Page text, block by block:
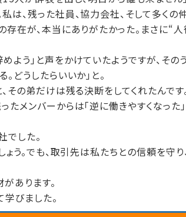
は、残った社員、協力会社、そして多くの
在が、本当にありがたかった。まさに“
よう」と声をかけていたようですが、その
どうしたらいいか」と。
その弟だけは残る決断をしてくれたんです
メンバーからは「逆に働きやすくなった
した。
う。でも、取引先は私たちとの信頼を守
あります。
びました。